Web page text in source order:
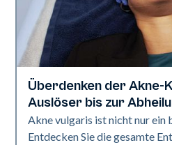
Gesundheit der Haut
Überdenken der Akne-
Auslöser bis zur
Akne vulgaris ist nicht nur
Entdecken Sie die gesamte